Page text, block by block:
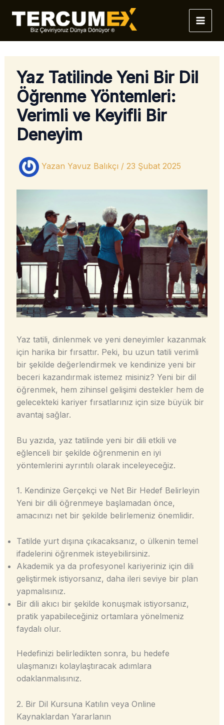
atla
Yaz Tatilinde Yeni Bir Dil
Öğrenme Yöntemleri:
Verimli ve Keyifli Bir
Deneyim
Yazan Yavuz Balıkçı / 23 Şubat 2025
Yaz tatili, dinlenmek ve yeni deneyimler kazanmak
için harika bir fırsattır. Peki, bu uzun tatili verimli
bir şekilde değerlendirmek ve kendinize yeni bir
beceri kazandırmak istemez misiniz? Yeni bir dil
öğrenmek, hem zihinsel gelişimi destekler hem de
gelecekteki kariyer fırsatlarınız için size büyük bir
avantaj sağlar.
Bu yazıda, yaz tatilinde yeni bir dili etkili ve
eğlenceli bir şekilde öğrenmenin en iyi
yöntemlerini ayrıntılı olarak inceleyeceğiz.
1. Kendinize Gerçekçi ve Net Bir Hedef Belirleyin
Yeni bir dili öğrenmeye başlamadan önce,
amacınızı net bir şekilde belirlemeniz önemlidir.
Tatilde yurt dışına çıkacaksanız, o ülkenin temel
ifadelerini öğrenmek isteyebilirsiniz.
Akademik ya da profesyonel kariyeriniz için dili
geliştirmek istiyorsanız, daha ileri seviye bir plan
yapmalısınız.
Bir dili akıcı bir şekilde konuşmak istiyorsanız,
pratik yapabileceğiniz ortamlara yönelmeniz
faydalı olur.
Hedefinizi belirledikten sonra, bu hedefe
ulaşmanızı kolaylaştıracak adımlara
odaklanmalısınız.
2. Bir Dil Kursuna Katılın veya Online
Kaynaklardan Yararlanın